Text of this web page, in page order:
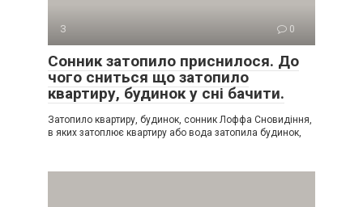
З 0
Сонник затопило приснилося. До
чого сниться що затопило
квартиру, будинок у сні бачити.
Затопило квартиру, будинок, сонник Лоффа Сновидіння,
в яких затоплює квартиру або вода затопила будинок,